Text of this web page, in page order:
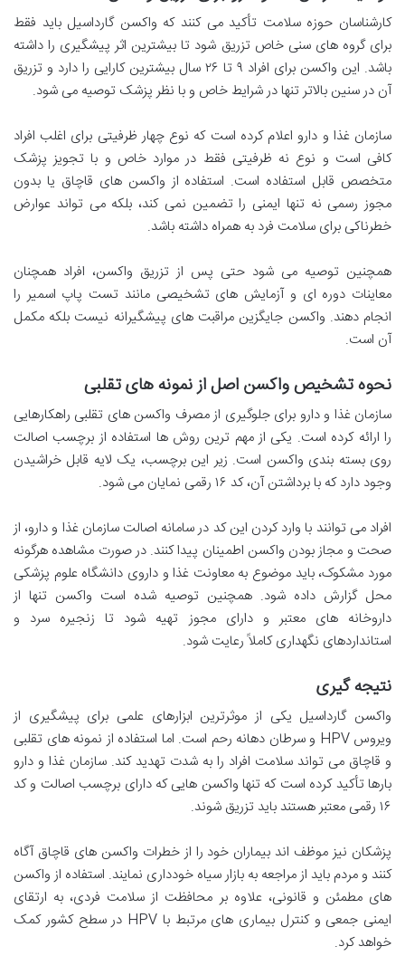
کارشناسان حوزه سلامت تأکید می کنند که واکسن گارداسیل باید فقط
برای گروه های سنی خاص تزریق شود تا بیشترین اثر پیشگیری را داشته
باشد. این واکسن برای افراد ۹ تا ۲۶ سال بیشترین کارایی را دارد و تزریق
آن در سنین بالاتر تنها در شرایط خاص و با نظر پزشک توصیه می شود.
سازمان غذا و دارو اعلام کرده است که نوع چهار ظرفیتی برای اغلب افراد
کافی است و نوع نه ظرفیتی فقط در موارد خاص و با تجویز پزشک
متخصص قابل استفاده است. استفاده از واکسن های قاچاق یا بدون
مجوز رسمی نه تنها ایمنی را تضمین نمی کند، بلکه می تواند عوارض
خطرناکی برای سلامت فرد به همراه داشته باشد.
همچنین توصیه می شود حتی پس از تزریق واکسن، افراد همچنان
معاینات دوره ای و آزمایش های تشخیصی مانند تست پاپ اسمیر را
انجام دهند. واکسن جایگزین مراقبت های پیشگیرانه نیست بلکه مکمل
آن است.
نحوه تشخیص واکسن اصل از نمونه های تقلبی
سازمان غذا و دارو برای جلوگیری از مصرف واکسن های تقلبی راهکارهایی
را ارائه کرده است. یکی از مهم ترین روش ها استفاده از برچسب اصالت
روی بسته بندی واکسن است. زیر این برچسب، یک لایه قابل خراشیدن
وجود دارد که با برداشتن آن، کد ۱۶ رقمی نمایان می شود.
افراد می توانند با وارد کردن این کد در سامانه اصالت سازمان غذا و دارو، از
صحت و مجاز بودن واکسن اطمینان پیدا کنند. در صورت مشاهده هرگونه
مورد مشکوک، باید موضوع به معاونت غذا و داروی دانشگاه علوم پزشکی
محل گزارش داده شود. همچنین توصیه شده است واکسن تنها از
داروخانه های معتبر و دارای مجوز تهیه شود تا زنجیره سرد و
استانداردهای نگهداری کاملاً رعایت شود.
نتیجه گیری
واکسن گارداسیل یکی از موثرترین ابزارهای علمی برای پیشگیری از
ویروس HPV و سرطان دهانه رحم است. اما استفاده از نمونه های تقلبی
و قاچاق می تواند سلامت افراد را به شدت تهدید کند. سازمان غذا و دارو
بارها تأکید کرده است که تنها واکسن هایی که دارای برچسب اصالت و کد
۱۶ رقمی معتبر هستند باید تزریق شوند.
پزشکان نیز موظف اند بیماران خود را از خطرات واکسن های قاچاق آگاه
کنند و مردم باید از مراجعه به بازار سیاه خودداری نمایند. استفاده از واکسن
های مطمئن و قانونی، علاوه بر محافظت از سلامت فردی، به ارتقای
ایمنی جمعی و کنترل بیماری های مرتبط با HPV در سطح کشور کمک
خواهد کرد.